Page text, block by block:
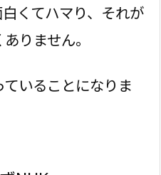
くてハマり、それが
りません。
いることになりま